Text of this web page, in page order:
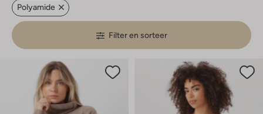
Polyamide
Filter en sorteer